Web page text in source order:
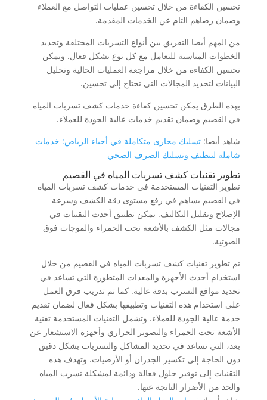
تحسين الكفاءة من خلال تحسين عمليات التواصل مع العملاء
وضمان رضاهم التام عن الخدمات المقدمة.
من المهم أيضا التفريق بين أنواع التسربات المختلفة وتحديد
الخطوات المناسبة للتعامل مع كل نوع بشكل فعال. ويمكن
تحسين الكفاءة من خلال مراجعة العمليات الحالية وتحليل
البيانات لتحديد المجالات التي تحتاج إلى تحسين.
بهذه الطرق يمكن تحسين كفاءة خدمات كشف تسربات المياه
في القصيم وضمان تقديم خدمات عالية الجودة للعملاء.
شاهد أيضا: تسليك مجارى متكاملة في أحياء الرياض: خدمات
شاملة لتنظيف وتسليك الصرف الصحي
تطوير تقنيات كشف تسربات المياه في القصيم
تطوير التقنيات المستخدمة في خدمات كشف تسربات المياه
في القصيم يساهم في رفع مستوى دقة الكشف وسرعة
الإصلاح وتقليل التكاليف. يمكن تطبيق أحدث التقنيات في
مجالات مثل الكشف بالأشعة تحت الحمراء والموجات فوق
الصوتية.
تم تطوير تقنيات كشف تسربات المياه في القصيم من خلال
استخدام أحدث الأجهزة والمعدات المتطورة التي تساعد في
تحديد مواقع التسرب بدقة عالية. كما تم تدريب فرق العمل
على استخدام هذه التقنيات وتطبيقها بشكل فعال لضمان تقديم
خدمة عالية الجودة للعملاء. وتشمل التقنيات المستخدمة تقنية
الأشعة تحت الحمراء والتصوير الحراري وأجهزة الاستشعار عن
بعد، التي تساعد في تحديد المشاكل والتسربات بشكل دقيق
دون الحاجة إلى تكسير الجدران أو الأرضيات. وتهدف هذه
التقنيات إلى توفير حلول فعالة ودائمة لمشكلة تسرب المياه
والحد من الأضرار الناتجة عنها.